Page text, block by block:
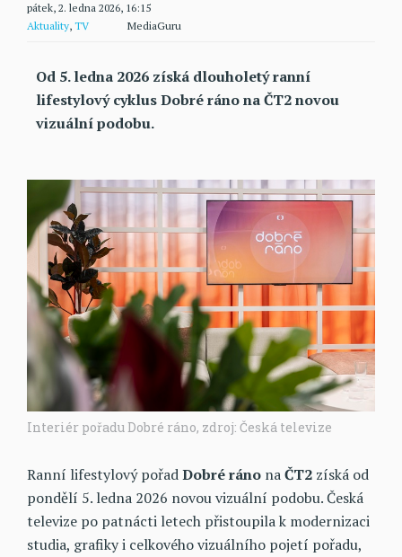
pátek, 2. ledna 2026, 16:15
Aktuality, TV MediaGuru
Od 5. ledna 2026 získá dlouholetý ranní
lifestylový cyklus Dobré ráno na ČT2 novou
vizuální podobu.
Interiér pořadu Dobré ráno, zdroj: Česká televize
Ranní lifestylový pořadDobré ráno naČT2 získá od
pondělí 5. ledna 2026 novou vizuální podobu. Česká
televize po patnácti letech přistoupila k modernizaci
studia, grafiky i celkového vizuálního pojetí pořadu,